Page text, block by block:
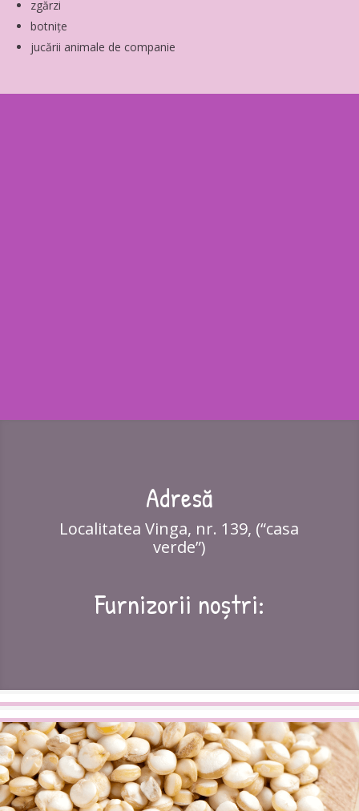
zgărzi
botnițe
jucării animale de companie
Adresă
Localitatea Vinga, nr. 139, (“casa
verde”)
Furnizorii noștri: